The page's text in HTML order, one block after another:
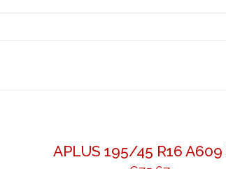
APLUS 195/45 R16 A609